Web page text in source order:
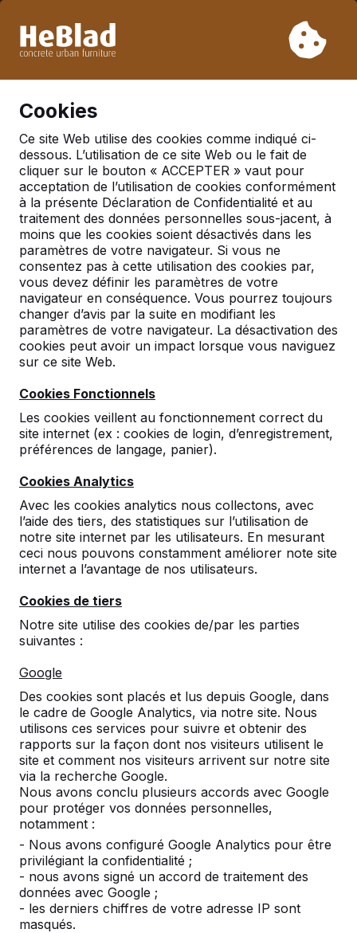
semaine 31 à la semaine 33. Veuillez donc tenir compte des
délais de livraison plus longs.
Cookies
Ce site Web utilise des cookies comme indiqué ci-
dessous. L’utilisation de ce site Web ou le fait de
cliquer sur le bouton « ACCEPTER » vaut pour
acceptation de l’utilisation de cookies conformément
à la présente Déclaration de Confidentialité et au
traitement des données personnelles sous-jacent, à
moins que les cookies soient désactivés dans les
paramètres de votre navigateur. Si vous ne
consentez pas à cette utilisation des cookies par,
vous devez définir les paramètres de votre
navigateur en conséquence. Vous pourrez toujours
changer d’avis par la suite en modifiant les
paramètres de votre navigateur. La désactivation des
cookies peut avoir un impact lorsque vous naviguez
sur ce site Web.
Cookies Fonctionnels
Les cookies veillent au fonctionnement correct du
site internet (ex : cookies de login, d’enregistrement,
préférences de langage, panier).
Cookies Analytics
Avec les cookies analytics nous collectons, avec
l’aide des tiers, des statistiques sur l’utilisation de
notre site internet par les utilisateurs. En mesurant
ceci nous pouvons constamment améliorer note site
internet a l’avantage de nos utilisateurs.
Cookies de tiers
Notre site utilise des cookies de/par les parties
suivantes :
Google
Des cookies sont placés et lus depuis Google, dans
le cadre de Google Analytics, via notre site. Nous
utilisons ces services pour suivre et obtenir des
rapports sur la façon dont nos visiteurs utilisent le
site et comment nos visiteurs arrivent sur notre site
via la recherche Google.
Nous avons conclu plusieurs accords avec Google
pour protéger vos données personnelles,
notamment :
- Nous avons configuré Google Analytics pour être
privilégiant la confidentialité ;
- nous avons signé un accord de traitement des
données avec Google ;
- les derniers chiffres de votre adresse IP sont
masqués.
Tables de ping-pong
Table de ping pong basse
vert, angles arrondis
€ 2.050,00hors TVA
2ème produit et suivants
économisez
Couleur
Nombre
Ajouter à la commande